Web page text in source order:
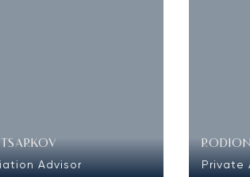
Advisor Private